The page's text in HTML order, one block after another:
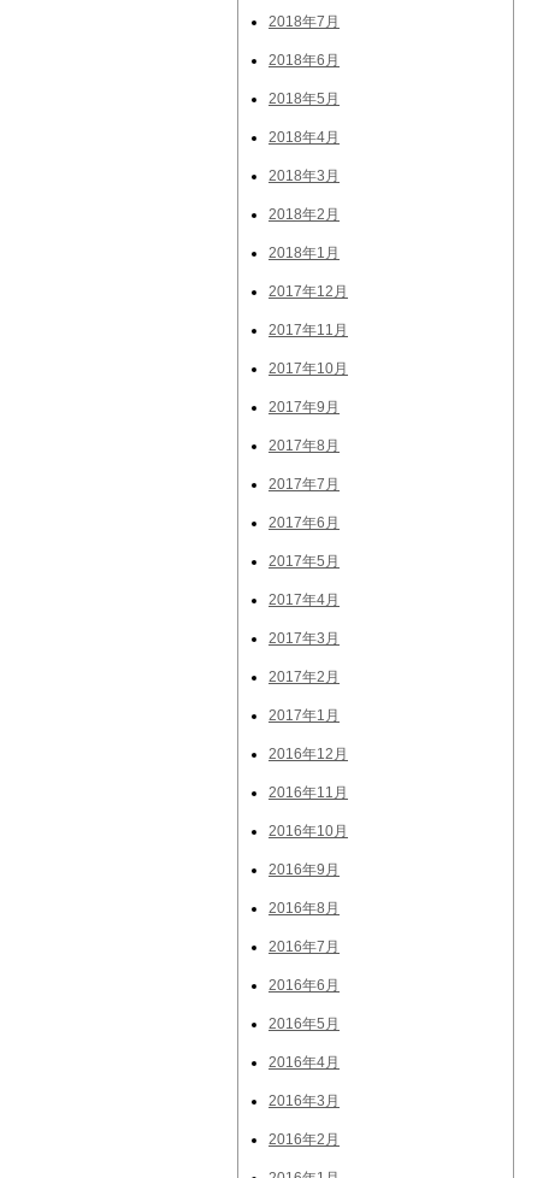
2018年7月
2018年6月
2018年5月
2018年4月
2018年3月
2018年2月
2018年1月
2017年12月
2017年11月
2017年10月
2017年9月
2017年8月
2017年7月
2017年6月
2017年5月
2017年4月
2017年3月
2017年2月
2017年1月
2016年12月
2016年11月
2016年10月
2016年9月
2016年8月
2016年7月
2016年6月
2016年5月
2016年4月
2016年3月
2016年2月